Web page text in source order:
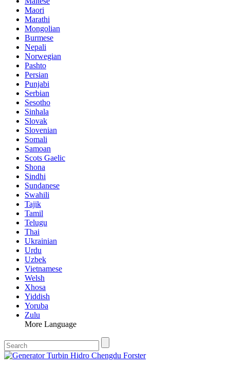
Maori
Marathi
Mongolian
Burmese
Nepali
Norwegian
Pashto
Persian
Punjabi
Serbian
Sesotho
Sinhala
Slovak
Slovenian
Somali
Samoan
Scots Gaelic
Shona
Sindhi
Sundanese
Swahili
Tajik
Tamil
Telugu
Thai
Ukrainian
Urdu
Uzbek
Vietnamese
Welsh
Xhosa
Yiddish
Yoruba
Zulu
More Language